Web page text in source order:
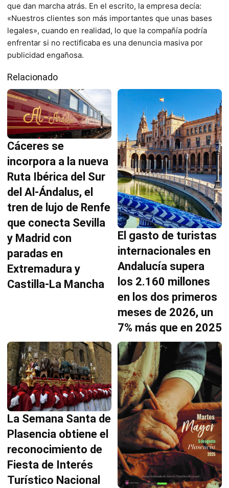
que dan marcha atrás. En el escrito, la empresa decía:
«Nuestros clientes son más importantes que unas bases
legales», cuando en realidad, lo que la compañía podría
enfrentar si no rectificaba es una denuncia masiva por
publicidad engañosa.
Relacionado
Cáceres se
incorpora a la nueva
Ruta Ibérica del Sur
del Al-Ándalus, el
tren de lujo de Renfe
que conecta Sevilla
y Madrid con
paradas en
Extremadura y
Castilla-La Mancha
El gasto de turistas
internacionales en
Andalucía supera
los 2.160 millones
en los dos primeros
meses de 2026, un
7% más que en 2025
La Semana Santa de
Plasencia obtiene el
reconocimiento de
Fiesta de Interés
Turístico Nacional